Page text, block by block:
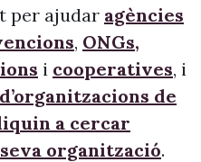
per ajudar agències
, ONGs,
i cooperatives, i
de
a cercar
organització.